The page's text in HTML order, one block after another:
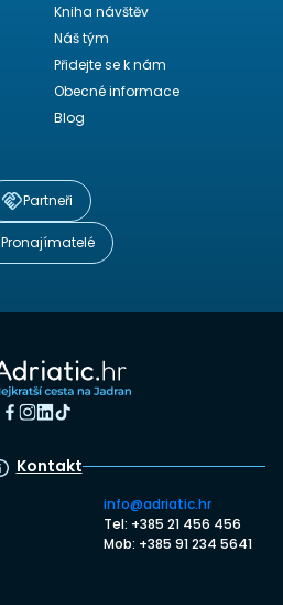
Kniha návštěv
Náš tým
Přidejte se k nám
Obecné informace
Blog
Partneři
Pronajímatelé
Kontakt
info@adriatic.hr
Tel: +385 21 456 456
Mob: +385 91 234 5641